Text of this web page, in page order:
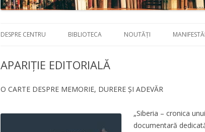
DESPRE CENTRU BIBLIOTECA NOUTĂȚI
APARIȚIE EDITORIALĂ
O CARTE DESPRE MEMORIE, DURERE ȘI ADEVĂR
„Siberia – cronica
documentară